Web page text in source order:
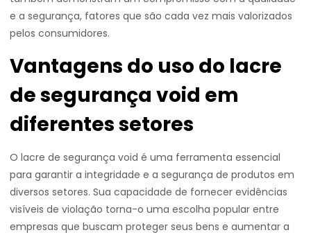
e a segurança, fatores que são cada vez mais valorizados
pelos consumidores.
Vantagens do uso do lacre
de segurança void em
diferentes setores
O lacre de segurança void é uma ferramenta essencial
para garantir a integridade e a segurança de produtos em
diversos setores. Sua capacidade de fornecer evidências
visíveis de violação torna-o uma escolha popular entre
empresas que buscam proteger seus bens e aumentar a